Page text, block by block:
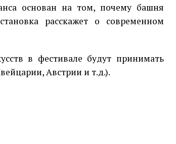
основан на том, почему башня
расскажет о современном
в фестивале будут принимать
Австрии и т.д.).